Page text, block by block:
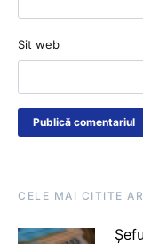
Sit web
CELE MAI CITITE